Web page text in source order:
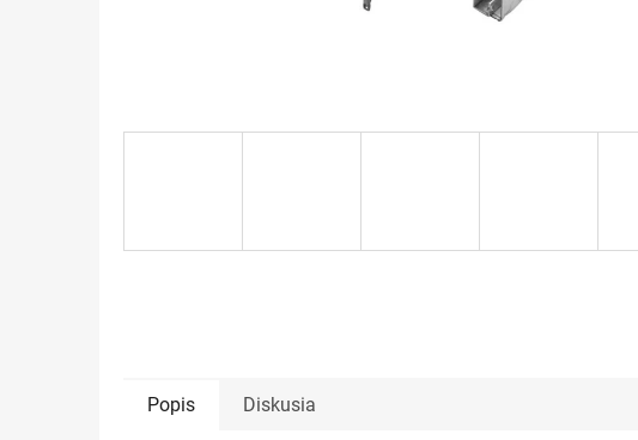
Popis Diskusia